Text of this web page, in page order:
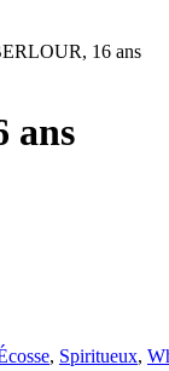
16 ans
ans
, Spiritueux,